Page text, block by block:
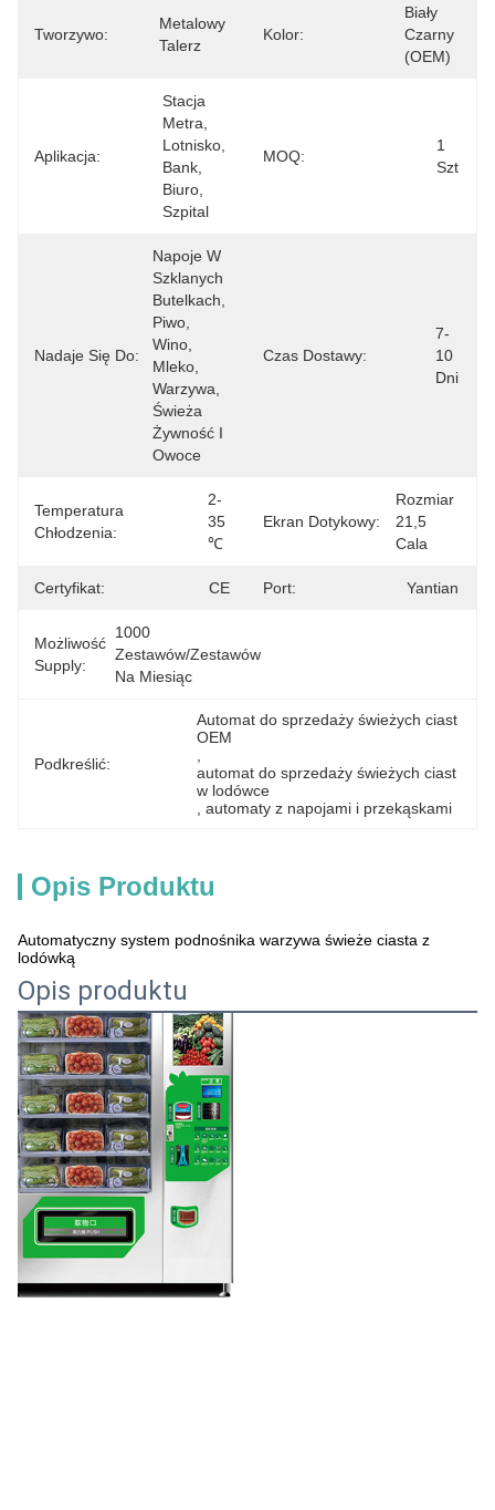
Tworzywo:
Metalowy
Talerz
Kolor:
Biały
Czarny
(OEM)
Aplikacja:
Stacja
Metra,
Lotnisko,
Bank,
Biuro,
Szpital
MOQ:
1
Szt
Nadaje Się Do:
Napoje W
Szklanych
Butelkach,
Piwo,
Wino,
Mleko,
Warzywa,
Świeża
Żywność I
Owoce
Czas Dostawy:
7-
10
Dni
Temperatura
Chłodzenia:
2-
35
℃
Ekran Dotykowy:
Rozmiar
21,5
Cala
Certyfikat: CE Port: Yantian
Możliwość
Supply:
1000
Zestawów/zestawów
Na Miesiąc
Podkreślić:
Automat do sprzedaży świeżych ciast
OEM
automat do sprzedaży świeżych ciast
w lodówce
, automaty z napojami i przekąskami
Opis Produktu
Automatyczny system podnośnika warzywa świeże ciasta z
lodówką
Opis produktu